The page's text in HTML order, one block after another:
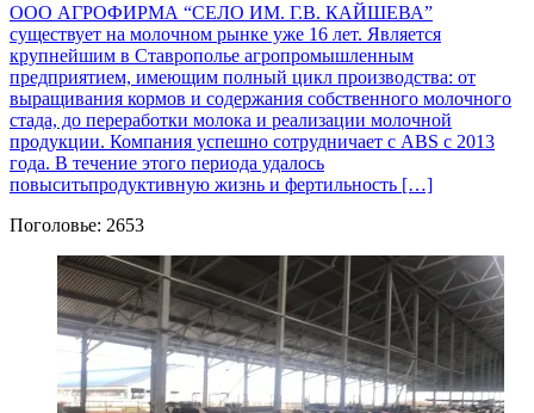
ООО АГРОФИРМА “СЕЛО ИМ. Г.В. КАЙШЕВА”
существует на молочном рынке уже 16 лет. Является
крупнейшим в Ставрополье агропромышленным
предприятием, имеющим полный цикл производства: от
выращивания кормов и содержания собственного молочного
стада, до переработки молока и реализации молочной
продукции. Компания успешно сотрудничает с ABS с 2013
года. В течение этого периода удалось
повыситьпродуктивную жизнь и фертильность […]
Поголовье: 2653